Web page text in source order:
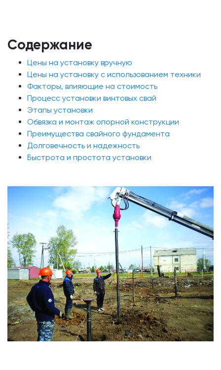
Содержание
Цены на установку вручную
Цены на установку с использованием техники
Факторы, влияющие на стоимость
Процесс установки винтовых свай
Этапы установки
Обвязка и монтаж опорной конструкции
Преимущества свайного фундамента
Долговечность и надежность
Быстрота и простота установки